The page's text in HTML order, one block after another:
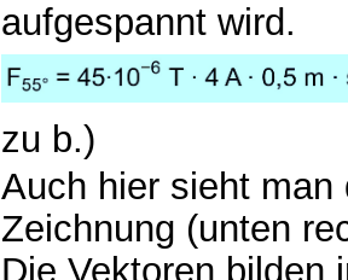
aufgespannt wird.
zu b.)
Auch hier sieht man
Zeichnung (unten
Die Vektoren bilden